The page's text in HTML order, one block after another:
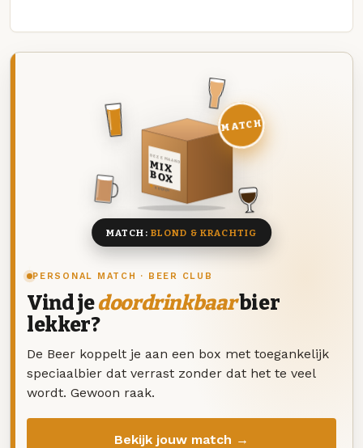
PERSONAL MATCH · BEER CLUB
Vind jedoordrinkbaarbier
lekker?
De Beer koppelt je aan een box met toegankelijk
speciaalbier dat verrast zonder dat het te veel
wordt. Gewoon raak.
Bekijk jouw match →
DEZE MAAND
MIX
BOX
8 BIEREN
MATCH
MATCH: BLOND & KRACHTIG